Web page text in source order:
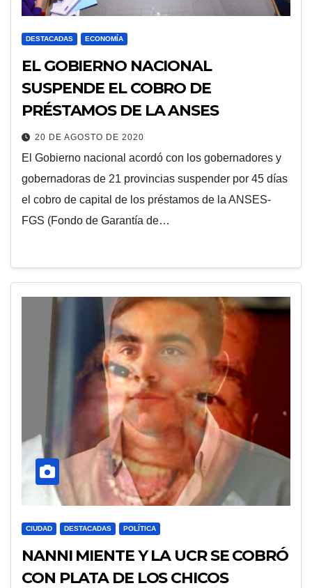
DESTACADAS ECONOMÍA
EL GOBIERNO NACIONAL
SUSPENDE EL COBRO DE
PRÉSTAMOS DE LA ANSES
20 DE AGOSTO DE 2020
El Gobierno nacional acordó con los gobernadores y
gobernadoras de 21 provincias suspender por 45 días
el cobro de capital de los préstamos de la ANSES-
FGS (Fondo de Garantía de…
CIUDAD DESTACADAS POLÍTICA
NANNI MIENTE Y LA UCR SE COBRÓ
CON PLATA DE LOS CHICOS